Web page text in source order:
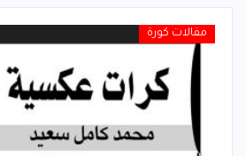
مقالات كورة